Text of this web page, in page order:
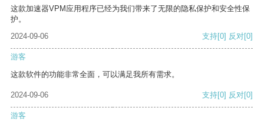
这款加速器VPM应用程序已经为我们带来了无限的隐私保护和安全性保
护。
2024-09-06
支持[0] 反对[0]
游客
这款软件的功能非常全面，可以满足我所有需求。
2024-09-06 支持[0] 反对[0]
游客